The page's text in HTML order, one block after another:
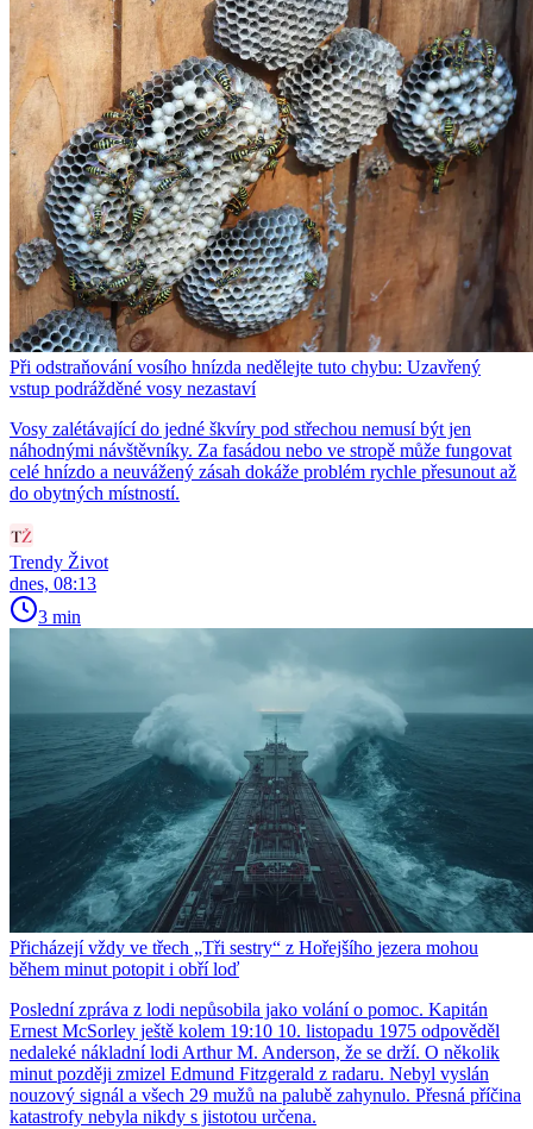
Při odstraňování vosího hnízda nedělejte tuto chybu: Uzavřený
vstup podrážděné vosy nezastaví
Vosy zalétávající do jedné škvíry pod střechou nemusí být jen
náhodnými návštěvníky. Za fasádou nebo ve stropě může fungovat
celé hnízdo a neuvážený zásah dokáže problém rychle přesunout až
do obytných místností.
Trendy Život
dnes, 08:13
3 min
Přicházejí vždy ve třech „Tři sestry“ z Hořejšího jezera mohou
během minut potopit i obří loď
Poslední zpráva z lodi nepůsobila jako volání o pomoc. Kapitán
Ernest McSorley ještě kolem 19:10 10. listopadu 1975 odpověděl
nedaleké nákladní lodi Arthur M. Anderson, že se drží. O několik
minut později zmizel Edmund Fitzgerald z radaru. Nebyl vyslán
nouzový signál a všech 29 mužů na palubě zahynulo. Přesná příčina
katastrofy nebyla nikdy s jistotou určena.